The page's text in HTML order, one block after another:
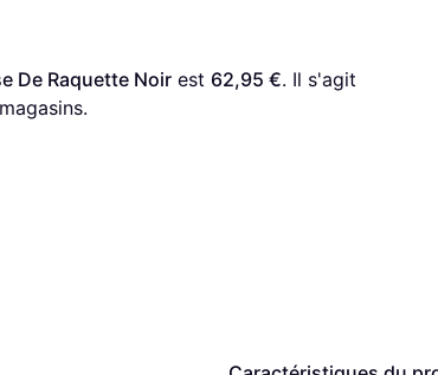
De Raquette Noir est 62,95 €. Il s'agit
magasins.